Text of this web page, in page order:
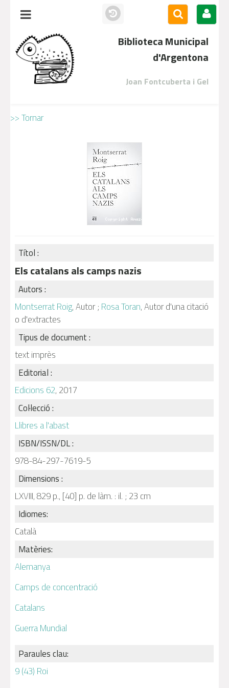
Biblioteca Municipal
d'Argentona
Joan Fontcuberta i Gel
>> Tornar
Títol :
Els catalans als camps nazis
Autors :
Montserrat Roig, Autor ; Rosa Toran, Autor d'una citació
o d'extractes
Tipus de document :
text imprès
Editorial :
Edicions 62, 2017
Col·lecció :
Llibres a l'abast
ISBN/ISSN/DL :
978-84-297-7619-5
Dimensions :
LXVIII, 829 p., [40] p. de làm. : il. ; 23 cm
Idiomes:
Català
Matèries:
Alemanya
Camps de concentració
Catalans
Guerra Mundial
Paraules clau:
9 (43) Roi